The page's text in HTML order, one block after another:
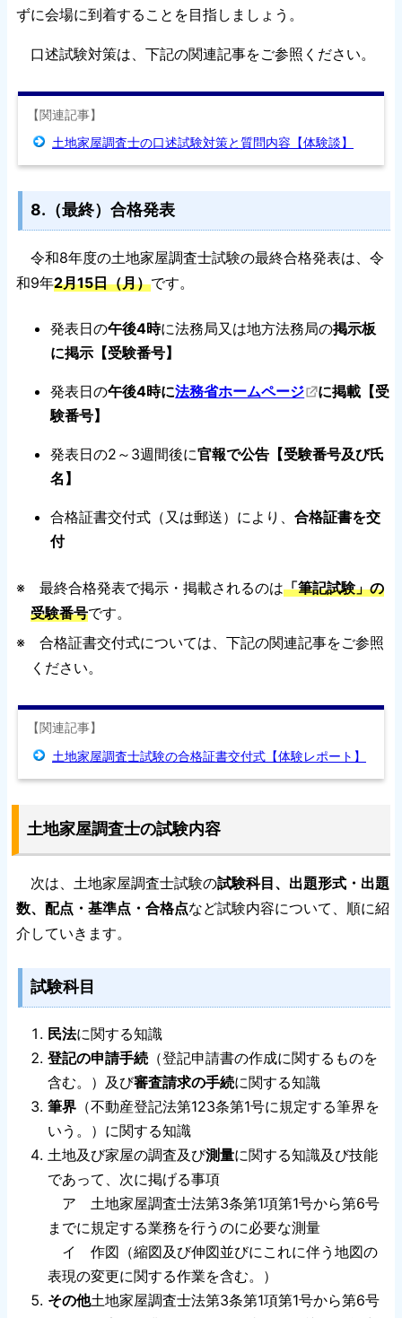
ずに会場に到着することを目指しましょう。
口述試験対策は、下記の関連記事をご参照ください。
【関連記事】
土地家屋調査士の口述試験対策と質問内容【体験談】
8.（最終）合格発表
令和8年度の土地家屋調査士試験の最終合格発表は、令
和9年2月15日（月）です。
発表日の午後4時に法務局又は地方法務局の掲示板
に掲示【受験番号】
発表日の午後4時に法務省ホームページ
に掲載【受
験番号】
発表日の2～3週間後に官報で公告【受験番号及び氏
名】
合格証書交付式（又は郵送）により、合格証書を交
付
※ 最終合格発表で掲示・掲載されるのは「筆記試験」の
受験番号です。
※ 合格証書交付式については、下記の関連記事をご参照
ください。
【関連記事】
土地家屋調査士試験の合格証書交付式【体験レポート】
土地家屋調査士の試験内容
次は、土地家屋調査士試験の試験科目、出題形式・出題
数、配点・基準点・合格点など試験内容について、順に紹
介していきます。
試験科目
民法に関する知識
登記の申請手続 （登記申請書の作成に関するものを
含む。）及び審査請求の手続に関する知識
筆界 （不動産登記法第123条第1号に規定する筆界を
いう。）に関する知識
土地及び家屋の調査及び測量に関する知識及び技能
であって、次に掲げる事項
ア 土地家屋調査士法第3条第1項第1号から第6号
までに規定する業務を行うのに必要な測量
イ 作図（縮図及び伸図並びにこれに伴う地図の
表現の変更に関する作業を含む。）
その他土地家屋調査士法第3条第1項第1号から第6号